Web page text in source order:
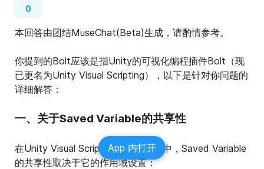
0
本回答由团结MuseChat(Beta)生成，请酌情参考。
你提到的Bolt应该是指Unity的可视化编程插件Bolt（现
已更名为Unity Visual Scripting），以下是针对你问题的
详细解答：
一、关于Saved Variable的共享性
在Unity Visual Scripting（原Bolt）中，Saved Variable
的共享性取决于它的作用域设置：
App 内打开